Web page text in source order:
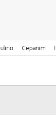
Cepanim